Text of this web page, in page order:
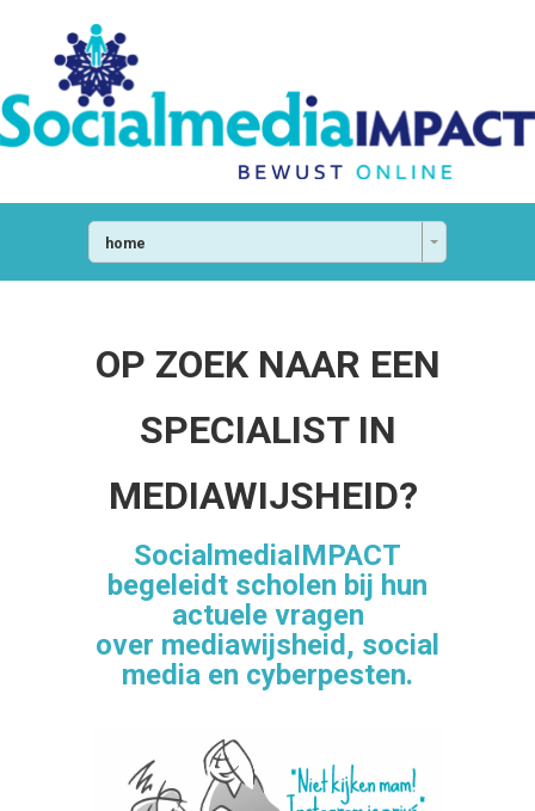
home
OP ZOEK NAAR EEN
SPECIALIST IN
MEDIAWIJSHEID?
SocialmediaIMPACT
begeleidt scholen bij hun
actuele vragen
over mediawijsheid, social
media en cyberpesten.